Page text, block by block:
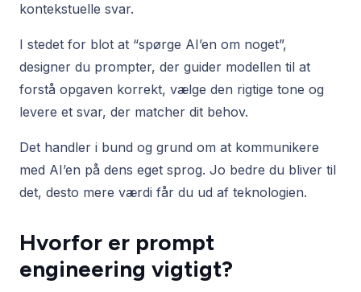
kontekstuelle svar.
I stedet for blot at “spørge AI’en om noget”,
designer du prompter, der guider modellen til at
forstå opgaven korrekt, vælge den rigtige tone og
levere et svar, der matcher dit behov.
Det handler i bund og grund om at kommunikere
med AI’en på dens eget sprog. Jo bedre du bliver til
det, desto mere værdi får du ud af teknologien.
Hvorfor er prompt
engineering vigtigt?